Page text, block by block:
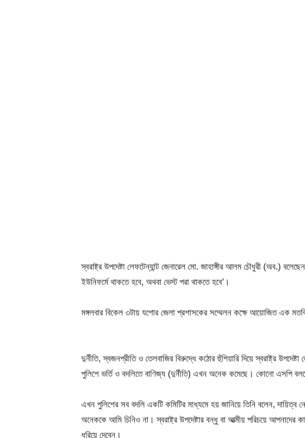
স্বরাষ্ট্র উপদেষ্টা লেফটেন্যান্ট জেনারেল মো. জাহাঙ্গীর আলম চৌধুরী (অব.)
ইউনিফর্মে থাকতে হবে, অথবা ভেস্ট পরা থাকতে হবে’।
মঙ্গলবার বিকেল ৩টায় যশোর জেলা প্রশাসকের সম্মেলন কক্ষে আয়োজিত এক
দুর্নীতি, স্বজনপ্রীতি ও তেলবাজির বিরুদ্ধে কঠোর হুঁশিয়ারি দিয়ে স্বরাষ্ট্র
পুলিশে ভর্তি ও বদলিতে বাণিজ্য (দুর্নীতি) এখন অনেক কমেছে। কোনো এসপি
এখন পুলিশের সব বদলি একটি কমিটির মাধ্যমে হয় জানিয়ে তিনি বলেন, দায়িত্ব
অনেককে আমি চিনিও না। স্বরাষ্ট্র উপদেষ্টার বন্ধু বা আত্মীয় পরিচয়ে আপনাদের
ধরিয়ে দেবেন।